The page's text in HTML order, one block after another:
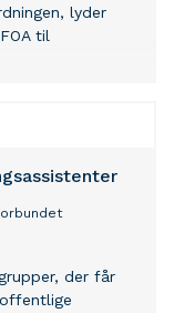
lyder
til
der får